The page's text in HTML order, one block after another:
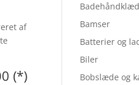
af
(*)
Bamser
Batterier og
Biler
Bobslæde og